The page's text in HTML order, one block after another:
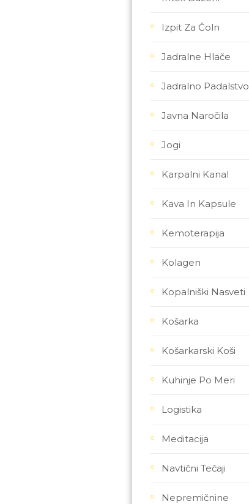
Izpit Za Čoln
Jadralne Hlače
Jadralno Padalstvo
Javna Naročila
Jogi
Karpalni Kanal
Kava In Kapsule
Kemoterapija
Kolagen
Kopalniški Nasveti
Košarka
Košarkarski Koši
Kuhinje Po Meri
Logistika
Meditacija
Navtični Tečaji
Nepremičnine